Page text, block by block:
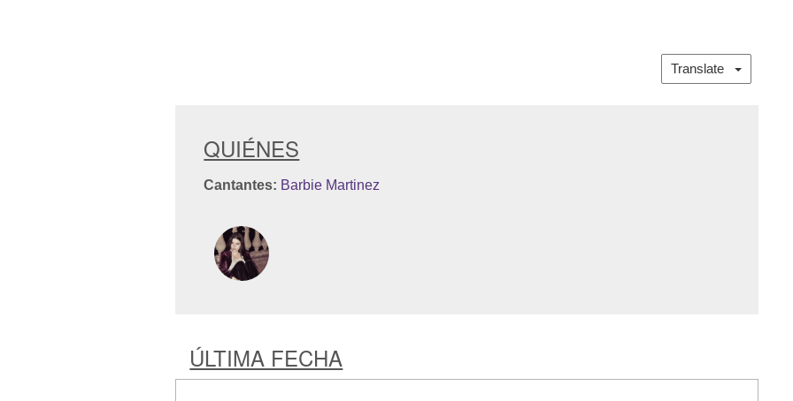
Translate
QUIÉNES
Cantantes: Barbie Martinez
ÚLTIMA FECHA